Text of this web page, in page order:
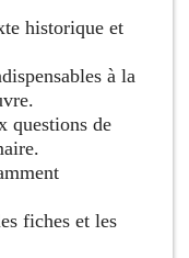
historique et
à la
questions de
fiches et les